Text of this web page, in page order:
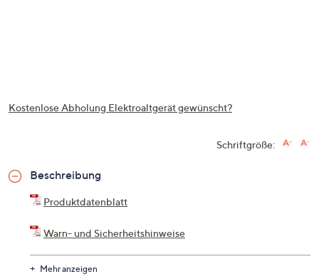
Kostenlose Abholung Elektroaltgerät gewünscht?
Schriftgröße:
Beschreibung
Produktdatenblatt
Warn- und Sicherheitshinweise
Altgeräte oder Batterien kostenlos entsorgen?
Mehr anzeigen